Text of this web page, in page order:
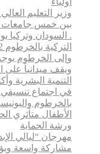
وزير التعليم
بين خمس جامعات
. السودان وتركيا
التركية بالخرطوم 2. وزيرا التعليم
وإلى الخرطوم يوجه
ويقف ميدانياً على
التنمية البشرية
في اجتماع تنسيقي
بالخرطوم
الأطفال متأثري
ورشة الحماية
مهرجان “ليالي
مشاركة واسعة